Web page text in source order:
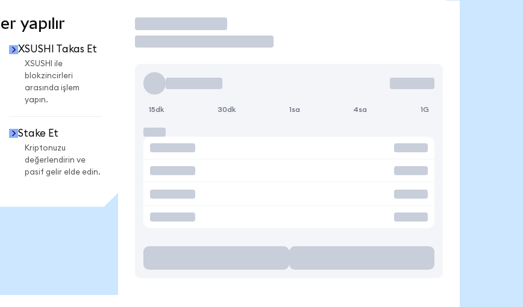
yapılır
XSUSHI Takas Et
XSUSHI ile
blokzincirleri
arasında işlem
yapın.
Stake Et
Kriptonuzu
değerlendirin ve
pasif gelir elde edin.
İşlem Yap
15dk 30dk 1sa 4sa 1G